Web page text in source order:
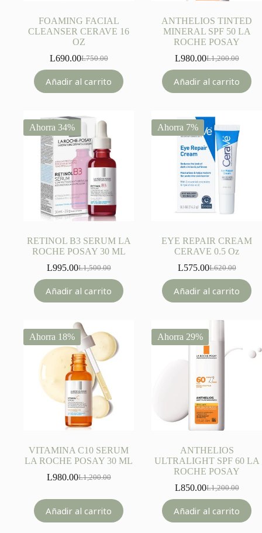
FOAMING FACIAL
CLEANSER CERAVE 16
OZ
L750.00
Original
was:
L750.00.
L690.00Current
is:
L690.00.
Añadir al carrito
ANTHELIOS TINTED
MINERAL SPF 50 LA
ROCHE POSAY
L1,200.00
Original
was:
L1,200.00.
L980.00Current
is:
L980.00.
Añadir al carrito
Ahorra 34%
RETINOL B3 SERUM LA
ROCHE POSAY 30 ML
L1,500.00
Original
was:
L1,500.00.
L995.00Current
is:
L995.00.
Añadir al carrito
Ahorra 7%
EYE REPAIR CREAM
CERAVE 0.5 Oz
L620.00
Original
was:
L620.00.
L575.00Current
is:
L575.00.
Añadir al carrito
Ahorra 18%
VITAMINA C10 SERUM
LA ROCHE POSAY 30 ML
L1,200.00
Original
L1,200.00.
L980.00Current
L980.00.
Añadir al carrito
Ahorra 29%
ANTHELIOS
ULTRALIGHT SPF 60 LA
ROCHE POSAY
L1,200.00
Original
was:
L1,200.00.
L850.00Current
is:
L850.00.
Añadir al carrito